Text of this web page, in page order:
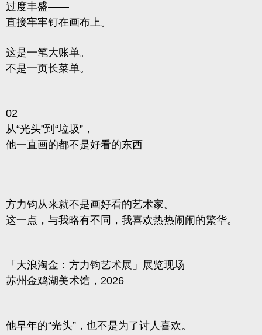
过度丰盛——
直接牢牢钉在画布上。
这是一笔大账单。
不是一页长菜单。
02
从“光头”到“垃圾”，
他一直画的都不是好看的东西
方力钧从来就不是画好看的艺术家。
这一点，与我略有不同，我喜欢热热闹闹的繁华。
「大浪淘金：方力钧艺术展」展览现场
苏州金鸡湖美术馆，2026
他早年的“光头”，也不是为了讨人喜欢。